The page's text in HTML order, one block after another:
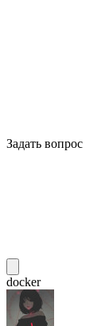
Задать вопрос
docker